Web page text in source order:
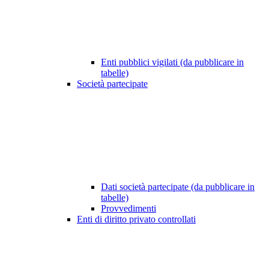
Enti pubblici vigilati (da pubblicare in
tabelle)
Società partecipate
Dati società partecipate (da pubblicare in
tabelle)
Provvedimenti
Enti di diritto privato controllati